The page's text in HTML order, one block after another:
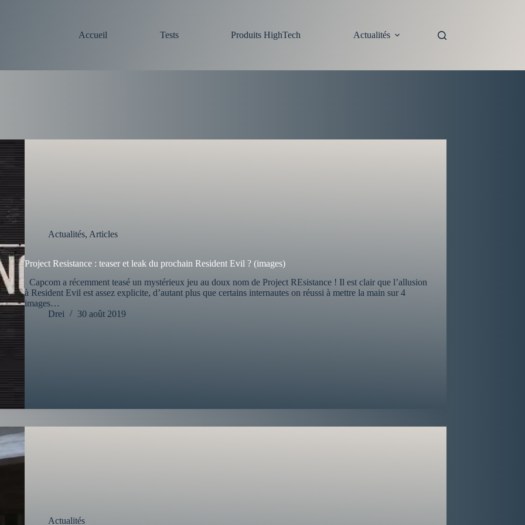
Accueil
Tests Produits HighTech Actualités
Actualités, Articles
Project Resistance : teaser et leak du prochain Resident Evil ? (images)
Capcom a récemment teasé un mystérieux jeu au doux nom de Project REsistance ! Il est clair que l’allusion
à Resident Evil est assez explicite, d’autant plus que certains internautes on réussi à mettre la main sur 4
images…
Drei
30 août 2019
Actualités